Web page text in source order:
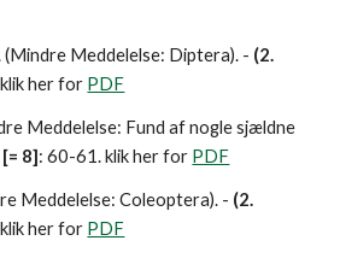
(Mindre Meddelelse: Diptera). - (2.
her for PDF
Meddelelse: Fund af nogle sjældne
8]: 60-61. klik her for PDF
Meddelelse: Coleoptera). - (2.
her for PDF